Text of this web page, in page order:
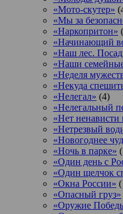
«Мото-скутер»
«Мы за
«Наркопритон»
«Начинающий
«Наш лес.
«Наши
«Неделя
«Некуда
«Нелегал» (4)
«Нелегальный
«Нет ненависти
«Нетрезвый
«Новогоднее
«Ночь в парке»
«Один день с
«Один щелчок
«Окна России»
«Опасный груз»
«Оружие